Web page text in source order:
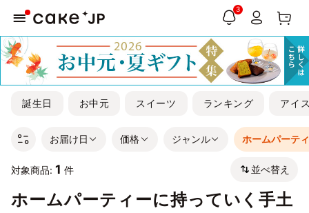
3
誕生日 お中元 スイーツ ランキング アイ
お届け日 価格 ジャンル ホームパーテ
対象商品: 1 件 並べ替え
ホームパーティーに持っていく手土